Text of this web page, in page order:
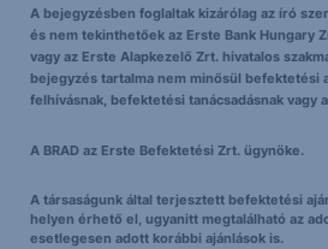
A bejegyzésben foglaltak kizárólag az író
és nem tekinthetőek az Erste Bank Hungary
vagy az Erste Alapkezelő Zrt. hivatalos
bejegyzés tartalma nem minősül befektetési
felhívásnak, befektetési tanácsadásnak vagy
A BRAD az Erste Befektetési Zrt. ügynöke.
A társaságunk által terjesztett befektetési
helyen érhető el, ugyanitt megtalálható az
esetlegesen adott korábbi ajánlások is.